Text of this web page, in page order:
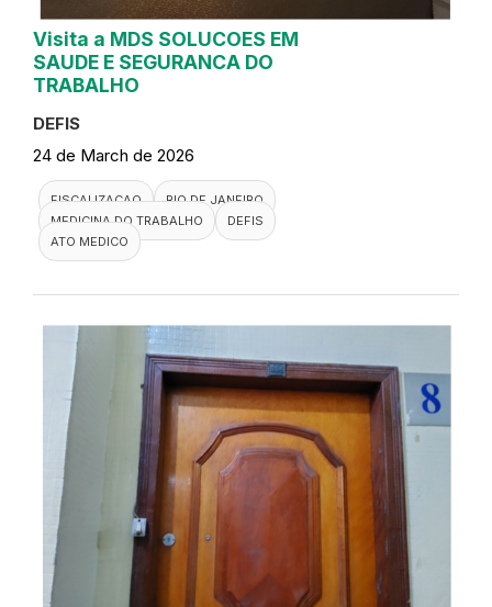
Visita a MDS SOLUCOES EM
SAUDE E SEGURANCA DO
TRABALHO
DEFIS
24 de March de 2026
FISCALIZACAO
RIO DE JANEIRO
MEDICINA DO TRABALHO
DEFIS
ATO MEDICO